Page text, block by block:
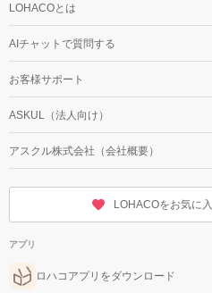
LOHACOとは
AIチャットで質問する
お客様サポート
ASKUL（法人向け）
アスクル株式会社（会社概要）
LOHACOをお気に
アプリ
ロハコアプリをダウンロード